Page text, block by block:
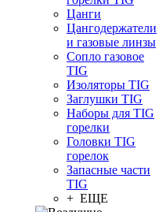
Цанги
Цангодержатели
и газовые линзы
Сопло газовое
TIG
Изоляторы TIG
Заглушки TIG
Наборы для TIG
горелки
Головки TIG
горелок
Запасные части
TIG
+ ЕЩЕ